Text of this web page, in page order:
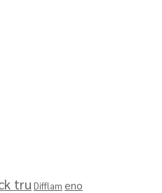
tru Difflam eno